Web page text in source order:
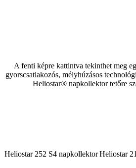
A fenti képre kattintva tekinthet meg
gyorscsatlakozós, mélyhúzásos
Heliostar® napkollektor tetőre
Heliostar 252 S4 napkollektorHeliostar